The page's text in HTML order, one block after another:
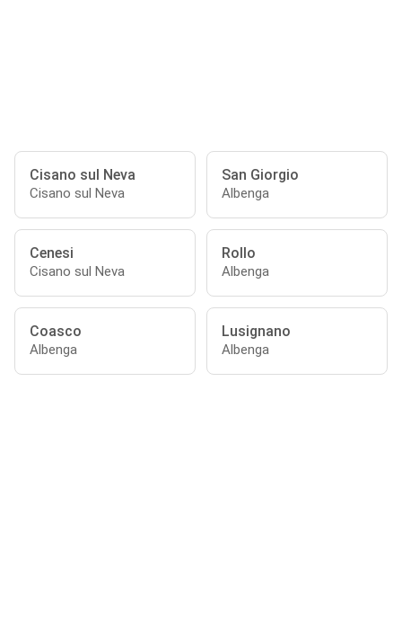
Cisano sul Neva
Cisano sul Neva
San Giorgio
Albenga
Cenesi
Cisano sul Neva
Rollo
Albenga
Coasco
Albenga
Lusignano
Albenga